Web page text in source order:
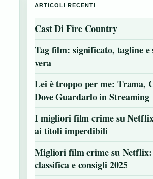
ARTICOLI RECENTI
Cast Di Fire Country
Tag film: significato, tagline e
vera
Lei è troppo per me: Trama,
Dove Guardarlo in Streaming
I migliori film crime su
ai titoli imperdibili
Migliori film crime su Netflix:
classifica e consigli 2025